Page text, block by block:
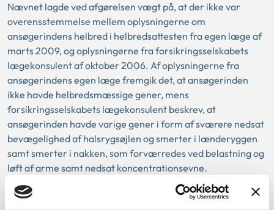
Nævnet lagde ved afgørelsen vægt på, at der ikke var
overensstemmelse mellem oplysningerne om
ansøgerindens helbred i helbredsattesten fra egen læge af
marts 2009, og oplysningerne fra forsikringsselskabets
lægekonsulent af oktober 2006. Af oplysningerne fra
ansøgerindens egen læge fremgik det, at ansøgerinden
ikke havde helbredsmæssige gener, mens
forsikringsselskabets lægekonsulent beskrev, at
ansøgerinden havde varige gener i form af sværere nedsat
bevægelighed af halsrygsøjlen og smerter i lænderyggen
samt smerter i nakken, som forværredes ved belastning og
løft af arme samt nedsat koncentrationsevne.
Nævnet bemærkede også, at hvis denne tvivl ikke blev